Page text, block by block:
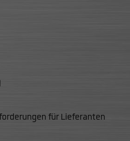
für Lieferanten